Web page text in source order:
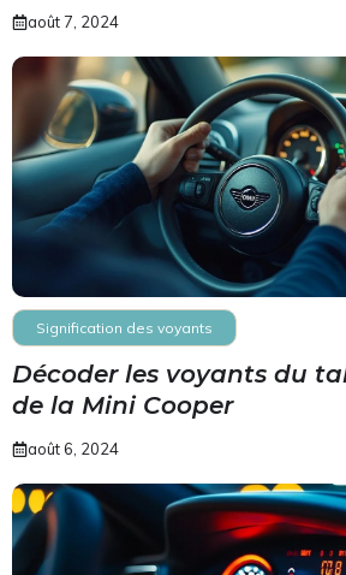
août 7, 2024
Signification des voyants
Décoder les voyants du
de la Mini Cooper
août 6, 2024